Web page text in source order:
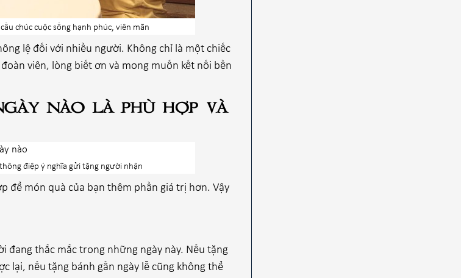
chúc cuộc sống hạnh phúc, viên mãn
lệ đối với nhiều người. Không chỉ là một chiếc
viên, lòng biết ơn và mong muốn kết nối bền
nào là phù hợp và
điệp ý nghĩa gửi tặng người nhận
để món quà của bạn thêm phần giá trị hơn. Vậy
đang thắc mắc trong những ngày này. Nếu tặng
lại, nếu tặng bánh gần ngày lễ cũng không thể